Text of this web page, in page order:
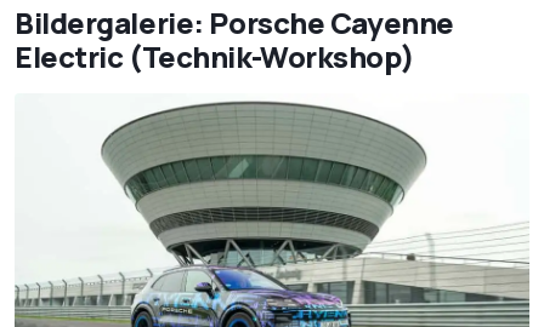
Bildergalerie: Porsche Cayenne
Electric (Technik-Workshop)